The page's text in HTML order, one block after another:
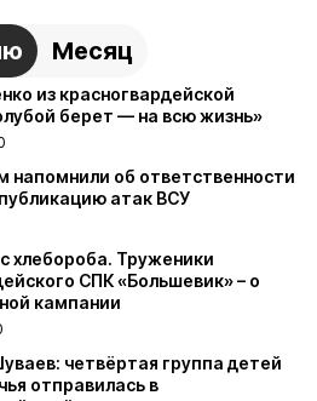
Месяц
из красногвардейской
берет — на всю жизнь»
напомнили об ответственности
атак ВСУ
хлебороба. Труженики
СПК «Большевик» – о
кампании
четвёртая группа детей
отправилась в